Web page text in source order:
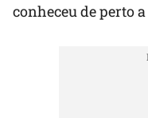
conheceu de perto a